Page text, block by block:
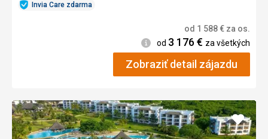
Invia Care zdarma
od 1 588€ za os.
Informácie
od 3 176€ za všetkých
Zobraziť detail zájazdu
Pridať
do